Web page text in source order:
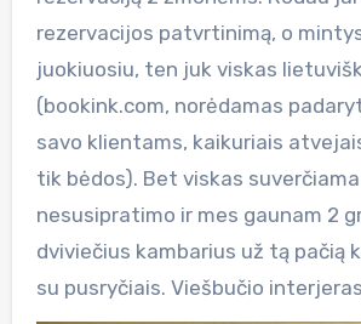
rezervacijos patvrtinimą, o
juokiuosiu, ten juk viskas
(bookink.com, norėdamas
savo klientams, kaikuriais
tik bėdos). Bet viskas
nesusipratimo ir mes gaunam 2
dviviečius kambarius už tą pačią
su pusryčiais. Viešbučio